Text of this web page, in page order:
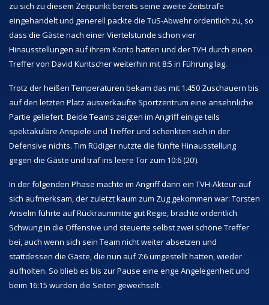
zu sich zu diesem Zeitpunkt bereits seine zweite Zeitstrafe
eingehandelt und generell packte die TuS-Abwehr ordentlich zu, so
dass die Gäste nach einer Viertelstunde schon vier
Hinausstellungen auf ihrem Konto hatten und der TVH durch einen
Treffer von David Kuntscher weiterhin mit 8:5 in Führung lag.
Trotz der heißen Temperaturen bekam das mit 1.450 Zuschauern bis
auf den letzten Platz ausverkaufte Sportzentrum eine ansehnliche
Partie geliefert. Beide Teams zeigten im Angriff einige teils
spektakuläre Anspiele und Treffer und schenkten sich in der
Defensive nichts. Tim Rüdiger nutzte die fünfte Hinausstellung
gegen die Gäste und traf ins leere Tor zum 10:6 (20‘).
In der folgenden Phase machte im Angriff dann ein TVH-Akteur auf
sich aufmerksam, der zuletzt kaum zum Zug gekommen war: Torsten
Anselm führte auf Rückraummitte gut Regie, brachte ordentlich
Schwung in die Offensive und steuerte selbst zwei schöne Treffer
bei, auch wenn sich sein Team nicht weiter absetzen und
stattdessen die Gäste, die nun auf 7:6 umgestellt hatten, wieder
aufholten. So blieb es bis zur Pause eine enge Angelegenheit und
beim 16:15 wurden die Seiten gewechselt.